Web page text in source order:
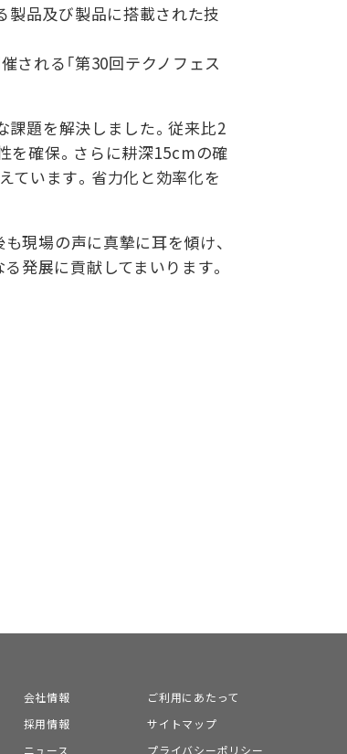
製品及び製品に搭載された技
される「第30回テクノフェス
課題を解決しました。従来比2
を確保。さらに耕深15cmの確
ています。省力化と効率化を
現場の声に真摯に耳を傾け、
発展に貢献してまいります。
会社情報
採用情報
ニュース
ご利用にあたって
サイトマップ
プライバシーポリシー